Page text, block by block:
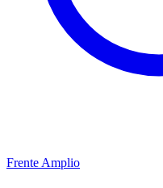
Frente Amplio